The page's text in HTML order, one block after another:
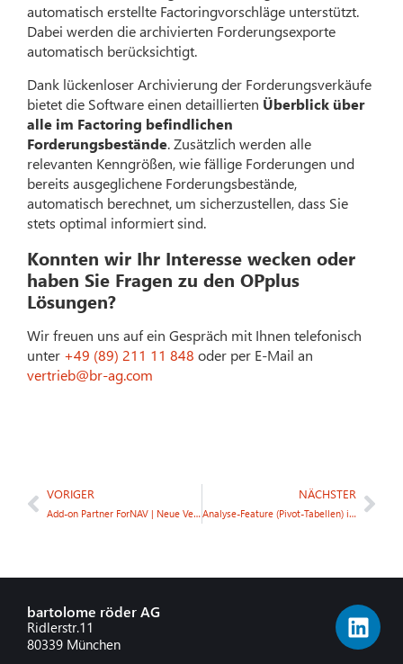
automatisch erstellte Factoringvorschläge unterstützt.
Dabei werden die archivierten Forderungsexporte
automatisch berücksichtigt.
Dank lückenloser Archivierung der Forderungsverkäufe
bietet die Software einen detaillierten Überblick über
alle im Factoring befindlichen
Forderungsbestände. Zusätzlich werden alle
relevanten Kenngrößen, wie fällige Forderungen und
bereits ausgeglichene Forderungsbestände,
automatisch berechnet, um sicherzustellen, dass Sie
stets optimal informiert sind.
Konnten wir Ihr Interesse wecken oder
haben Sie Fragen zu den OPplus
Lösungen?
Wir freuen uns auf ein Gespräch mit Ihnen telefonisch
unter +49 (89) 211 11 848 oder per E-Mail an
vertrieb@br-ag.com
VORIGER
Add-on Partner ForNAV | Neue Version verfügbar
NÄCHSTER
Analyse-Feature (Pivot-Tabellen) in Business Central
bartolome röder AG
Ridlerstr.11
80339 München